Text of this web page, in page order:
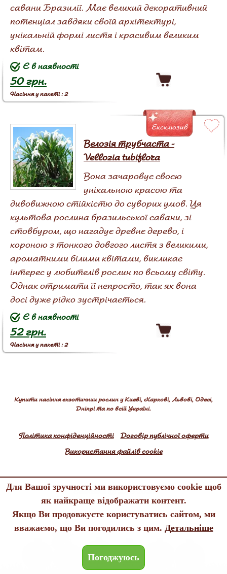
савани Бразилії. Має великий декоративний
потенціал завдяки своїй архітектурі,
унікальній формі листя і красивим великим
квітам.
50 грн.
Є в наявності
Насіння у пакеті : 2
Велозія трубчаста -
Vellozia tubiflora
Вона зачаровує своєю
унікальною красою та
дивовижною стійкістю до суворих умов. Ця
культова рослина бразильської савани, зі
стовбуром, що нагадує древнє дерево, і
короною з тонкого довгого листя з великими,
ароматними білими квітами, викликає
інтерес у любителів рослин по всьому світу.
Однак отримати її непросто, так як вона
досі дуже рідко зустрічається.
52 грн.
Є в наявності
Насіння у пакеті : 2
Ексклюзив
Купити насіння екзотичних рослин у Києві, Харкові, Львові, Одесі,
Дніпрі та по всій Україні.
Політика конфіденційності
Договір публічної оферти
Використання файлів cookie
Edenland © 2005-2026
All rights reserved
Для Вашої зручності ми використовуємо cookie щоб
як найкраще відображати контент.
Якщо Ви продовжуєте користуватись сайтом, ми
вважаємо, що Ви погодились з цим. Детальніше
Погоджуюсь